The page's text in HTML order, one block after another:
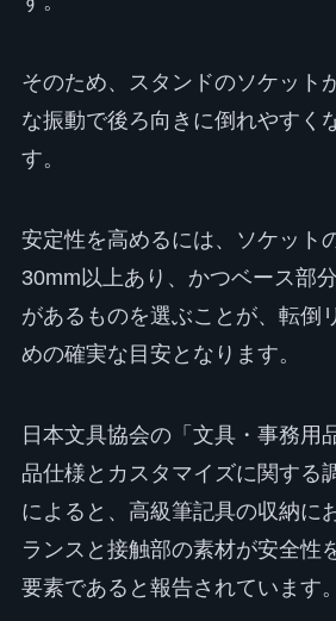
そのため、スタンドのソケット
な振動で後ろ向きに倒れやすく
す。
安定性を高めるには、ソケット
30mm以上あり、かつベース部
があるものを選ぶことが、転倒
めの確実な目安となります。
日本文具協会の「文具・事務用
品仕様とカスタマイズに関する
によると、高級筆記具の収納に
ランスと接触部の素材が安全性
要素であると報告されています。